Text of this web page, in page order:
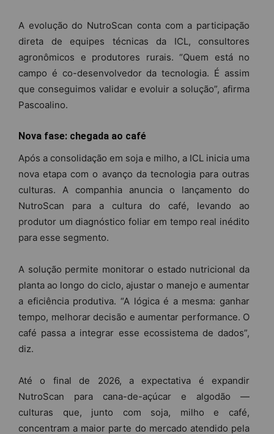
A evolução do NutroScan conta com a participação
direta de equipes técnicas da ICL, consultores
agronômicos e produtores rurais. “Quem está no
campo é co-desenvolvedor da tecnologia. É assim
que conseguimos validar e evoluir a solução”, afirma
Pascoalino.
Nova fase: chegada ao café
Após a consolidação em soja e milho, a ICL inicia uma
nova etapa com o avanço da tecnologia para outras
culturas. A companhia anuncia o lançamento do
NutroScan para a cultura do café, levando ao
produtor um diagnóstico foliar em tempo real inédito
para esse segmento.
A solução permite monitorar o estado nutricional da
planta ao longo do ciclo, ajustar o manejo e aumentar
a eficiência produtiva. “A lógica é a mesma: ganhar
tempo, melhorar decisão e aumentar performance. O
café passa a integrar esse ecossistema de dados”,
diz.
Até o final de 2026, a expectativa é expandir
NutroScan para cana-de-açúcar e algodão —
culturas que, junto com soja, milho e café,
concentram a maior parte do mercado atendido pela